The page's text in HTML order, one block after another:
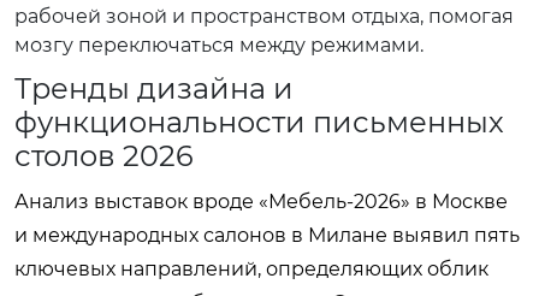
рабочей зоной и пространством отдыха, помогая
мозгу переключаться между режимами.
Тренды дизайна и
функциональности письменных
столов 2026
Анализ выставок вроде «Мебель-2026» в Москве
и международных салонов в Милане выявил пять
ключевых направлений, определяющих облик